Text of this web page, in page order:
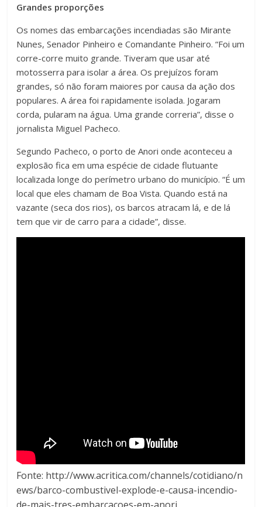
Grandes proporções
Os nomes das embarcações incendiadas são Mirante
Nunes, Senador Pinheiro e Comandante Pinheiro. “Foi um
corre-corre muito grande. Tiveram que usar até
motosserra para isolar a área. Os prejuízos foram
grandes, só não foram maiores por causa da ação dos
populares. A área foi rapidamente isolada. Jogaram
corda, pularam na água. Uma grande correria”, disse o
jornalista Miguel Pacheco.
Segundo Pacheco, o porto de Anori onde aconteceu a
explosão fica em uma espécie de cidade flutuante
localizada longe do perímetro urbano do município. “É um
local que eles chamam de Boa Vista. Quando está na
vazante (seca dos rios), os barcos atracam lá, e de lá
tem que vir de carro para a cidade”, disse.
Fonte: http://www.acritica.com/channels/cotidiano/n
ews/barco-combustivel-explode-e-causa-incendio-